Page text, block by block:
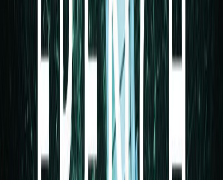
αυτοκτονήσει. Τριάντα χρόνια αργότερα, ο Μόργκαν Άκερλι,
επιτυχημένος δημιουργός ηχητικών ντοκιμαντέρ, επιστρέφει στο
Γκλένστεντ μαζί με τον μεγαλύτερο αδελφό του Γκρεγκ για να
κάνει ένα podcast βασισμένο στην τραγωδία που τους ενώνει με
τους Σόλτερ. Ο Άλεκ, που πάσχει από άνοια, μπαίνει σε οίκο
ευγηρίας, ενώ η Έτι βρίσκεται κι αυτή στο Γκλένστεντ για να
τακτοποιήσει τις υποθέσεις του πατέρα της. Αλλά καθώς οι Άκερλι
αρχίζουν να παίρνουν συνεντεύξεις για το podcast, φαίνεται ότι τα
θαμμένα μυστικά της πόλης –και των Σόλτερ– μπορεί τελικά να
έρθουν στο φως. Search Keywords: Has anyone seen Charlotte
Σύγχρονη Λογοτεχνία Αστυνομικό